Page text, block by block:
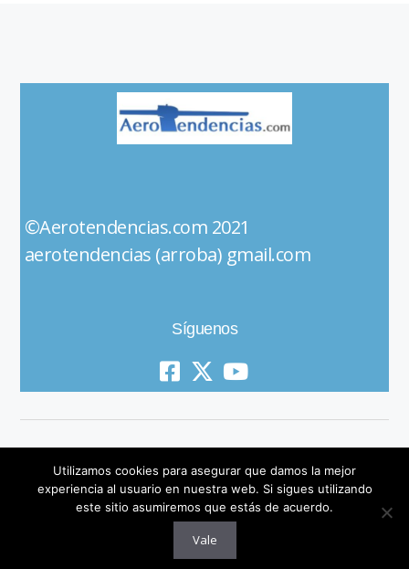
©Aerotendencias.com 2021
aerotendencias (arroba) gmail.com
Síguenos
© 2019 All Rights Reserved
Utilizamos cookies para asegurar que damos la mejor
experiencia al usuario en nuestra web. Si sigues utilizando
este sitio asumiremos que estás de acuerdo.
Vale